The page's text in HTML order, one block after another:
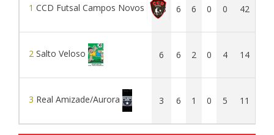
1 CCD Futsal Campos Novos 18 6 6 0 0 42
2 Salto Veloso 6 6 2 0 4 14
3 Real Amizade/Aurora 3 6 1 0 5 11